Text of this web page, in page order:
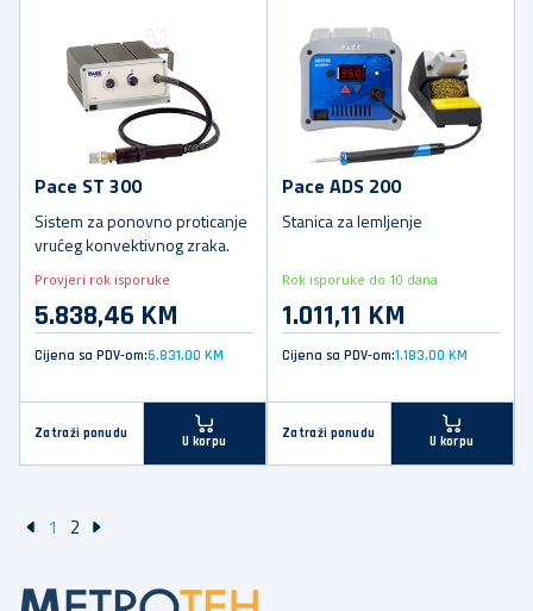
Pace ST 300
Sistem za ponovno proticanje
vrućeg konvektivnog zraka.
Provjeri rok isporuke
5.838,46 KM
Cijena sa PDV-om:6.831,00 KM
Zatraži ponudu
U korpu
Pace ADS 200
Stanica za lemljenje
Rok isporuke do 10 dana
1.011,11 KM
Cijena sa PDV-om:1.183,00 KM
Zatraži ponudu
U korpu
1 2